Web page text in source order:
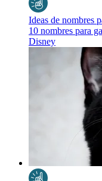
Ideas de nombres
10 nombres para
Disney